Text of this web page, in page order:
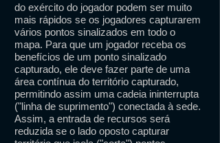
do exército do jogador podem ser muito
mais rápidos se os jogadores capturarem
vários pontos sinalizados em todo o
mapa. Para que um jogador receba os
benefícios de um ponto sinalizado
capturado, ele deve fazer parte de uma
área contínua do território capturado,
permitindo assim uma cadeia ininterrupta
("linha de suprimento") conectada à sede.
Assim, a entrada de recursos será
reduzida se o lado oposto capturar